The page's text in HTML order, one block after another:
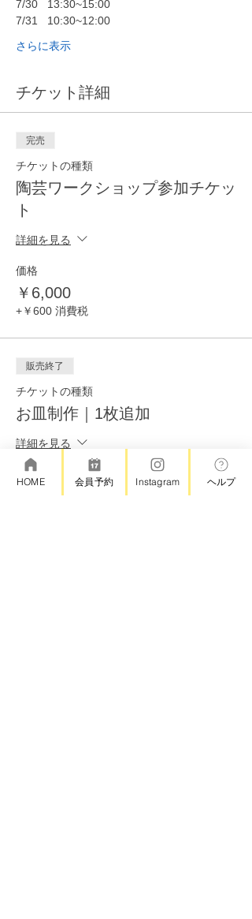
7/30	13:30~15:00
7/31	10:30~12:00
さらに表示
チケット詳細
完売
チケットの種類
陶芸ワークショップ参加チケッ
ト
詳細を見る
価格
￥6,000
+￥600 消費税
販売終了
チケットの種類
お皿制作｜1枚追加
詳細を見る
価格
￥4,000
HOME 会員予約 Instagram ヘルプ